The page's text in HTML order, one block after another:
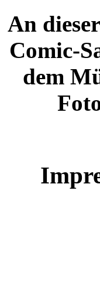
An
Comic-
dem